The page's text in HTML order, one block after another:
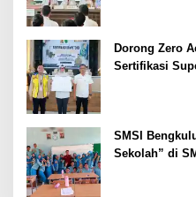
Dorong Zero
Sertifikasi
SMSI
Sekolah” di